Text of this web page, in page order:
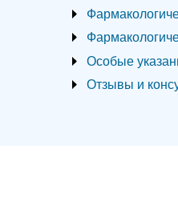
Особые
Отзывы и